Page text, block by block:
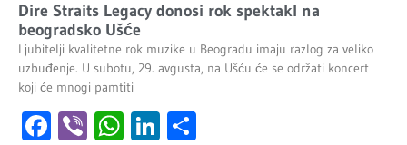
Dire Straits Legacy donosi rok spektakl na
beogradsko Ušće
Ljubitelji kvalitetne rok muzike u Beogradu imaju razlog za veliko
uzbuđenje. U subotu, 29. avgusta, na Ušću će se održati koncert
koji će mnogi pamtiti
Facebook
ViberWhatsApp
LinkedIn